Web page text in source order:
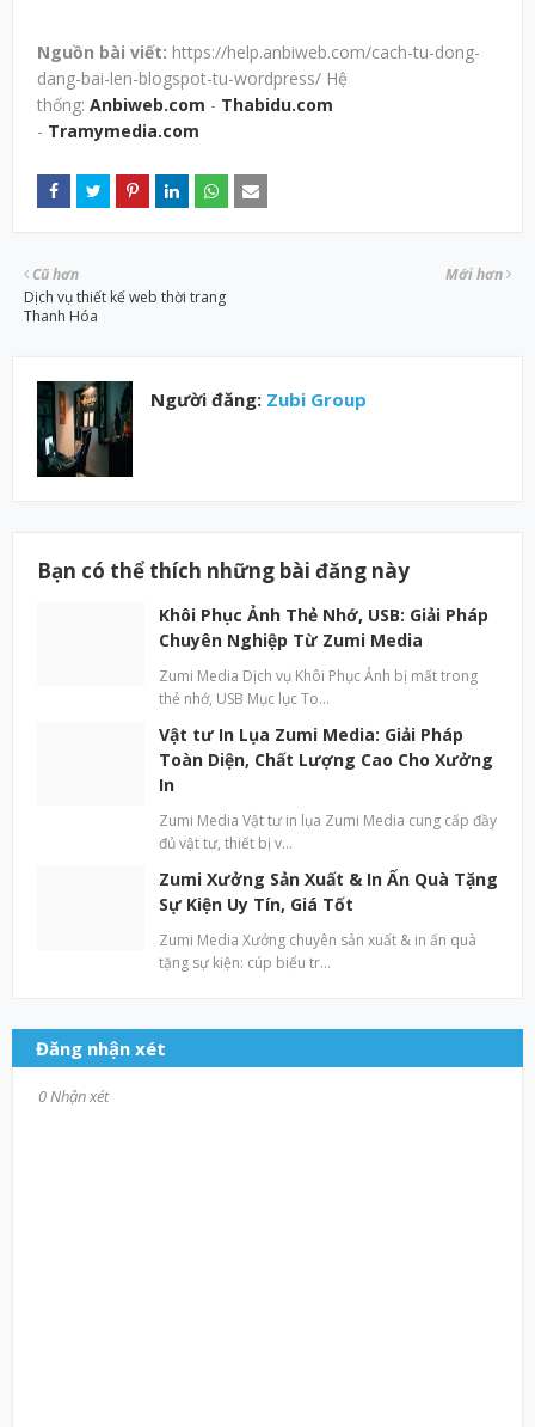
Nguồn bài viết: https://help.anbiweb.com/cach-tu-dong-
dang-bai-len-blogspot-tu-wordpress/ Hệ
thống: Anbiweb.com - Thabidu.com
- Tramymedia.com
Mới hơn
Cũ hơn
Dịch vụ thiết kế web thời trang
Thanh Hóa
Người đăng: Zubi Group
Bạn có thể thích những bài đăng này
Khôi Phục Ảnh Thẻ Nhớ, USB: Giải Pháp
Chuyên Nghiệp Từ Zumi Media
Zumi Media Dịch vụ Khôi Phục Ảnh bị mất trong
thẻ nhớ, USB Mục lục To…
Vật tư In Lụa Zumi Media: Giải Pháp
Toàn Diện, Chất Lượng Cao Cho Xưởng
In
Zumi Media Vật tư in lụa Zumi Media cung cấp đầy
đủ vật tư, thiết bị v…
Zumi Xưởng Sản Xuất & In Ấn Quà Tặng
Sự Kiện Uy Tín, Giá Tốt
Zumi Media Xưởng chuyên sản xuất & in ấn quà
tặng sự kiện: cúp biểu tr…
Đăng nhận xét
0 Nhận xét